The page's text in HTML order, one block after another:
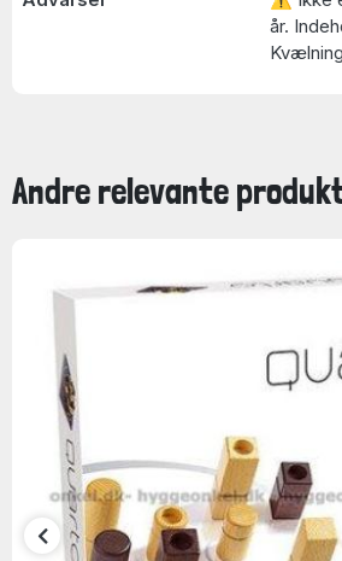
år.
Andre relevante